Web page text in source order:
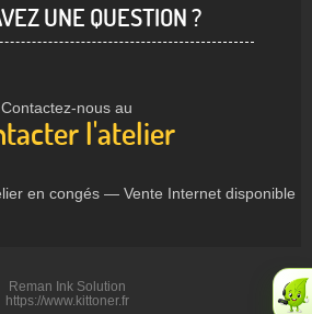
UNE QUESTION ?
Contactez-nous au
l'atelier
en congés — Vente Internet disponible
Reman Ink Solution
https://www.kittoner.fr